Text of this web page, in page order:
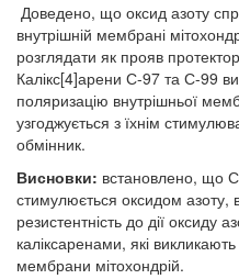
Доведено, що оксид азоту
внутрішній мембрані
розглядати як прояв
Калікс[4]арени С-97 та С-99
поляризацію внутрішньої
узгоджується з їхнім
обмінник.
Висновки: встановлено, що
стимулюється оксидом азоту,
резистентність до дії оксиду
каліксаренами, які
мембрани мітохондрій.